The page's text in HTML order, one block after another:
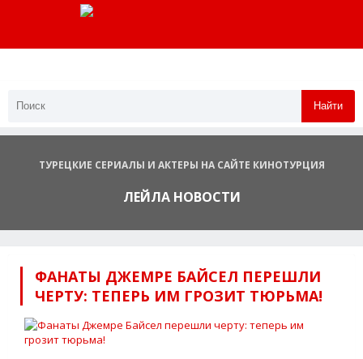
Найти
ТУРЕЦКИЕ СЕРИАЛЫ И АКТЕРЫ НА САЙТЕ КИНОТУРЦИЯ
ЛЕЙЛА НОВОСТИ
ФАНАТЫ ДЖЕМРЕ БАЙСЕЛ ПЕРЕШЛИ
ЧЕРТУ: ТЕПЕРЬ ИМ ГРОЗИТ ТЮРЬМА!